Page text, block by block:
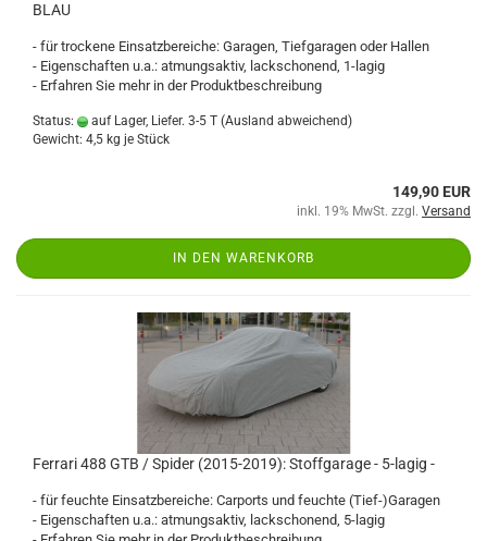
BLAU
- für trockene Einsatzbereiche: Garagen, Tiefgaragen oder Hallen
- Eigenschaften u.a.: atmungsaktiv, lackschonend, 1-lagig
- Erfahren Sie mehr in der Produktbeschreibung
Status: auf Lager, Liefer. 3-5 T (Ausland abweichend)
Gewicht: 4,5 kg je Stück
149,90 EUR
inkl. 19% MwSt. zzgl. Versand
IN DEN WARENKORB
Ferrari 488 GTB / Spider (2015-2019): Stoffgarage - 5-lagig -
- für feuchte Einsatzbereiche: Carports und feuchte (Tief-)Garagen
- Eigenschaften u.a.: atmungsaktiv, lackschonend, 5-lagig